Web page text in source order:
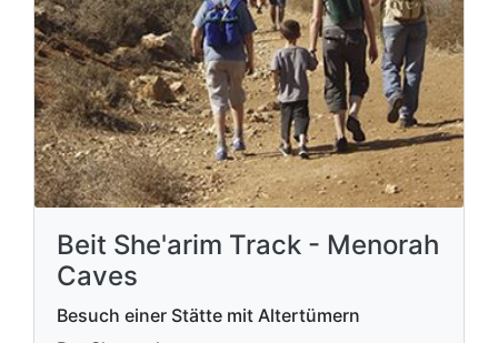
Beit She'arim Track - Menorah
Caves
Besuch einer Stätte mit Altertümern